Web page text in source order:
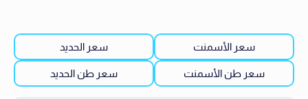
سعر الأسمنت سعر الحديد
سعر طن الأسمنت سعر طن الحديد